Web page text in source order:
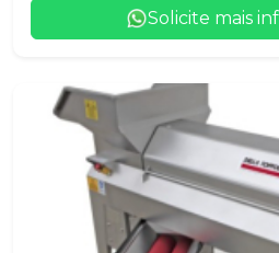
Solicite mais